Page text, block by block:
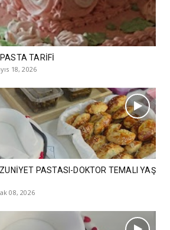
TARİFİ
18, 2026
PASTASI-DOKTOR TEMALI YAŞ
08, 2026